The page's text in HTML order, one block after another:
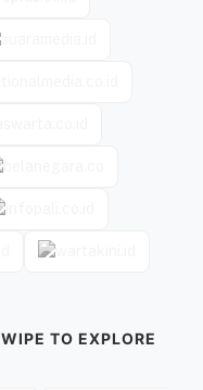
TO EXPLORE